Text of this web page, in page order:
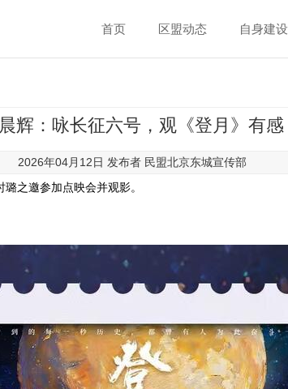
首页 区盟动态 自身建设
辉：咏长征六号，观《登月》有感
2026年04月12日 发布者 民盟北京东城宣传部
之邀参加点映会并观影。